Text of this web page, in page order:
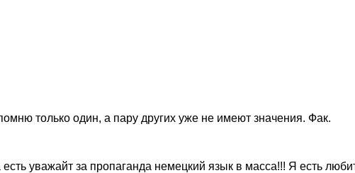
только один, а пару других уже не имеют значения. Фак.
есть уважайт за пропаганда немецкий язык в масса!!! Я есть